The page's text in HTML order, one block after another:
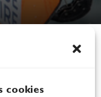
cookies
- Écoles